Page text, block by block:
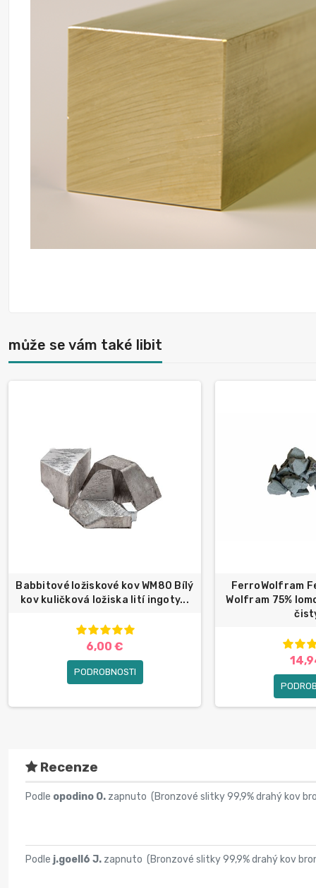
může se vám také libit
Babbitové ložiskové kov WM80 Bílý
kov kuličková ložiska lití ingoty...
6,00 €
PODROBNOSTI
FerroWolfram
Wolfram 75%
Recenze
Podle opodino O. zapnuto (Bronzové slitky 99,9% drahý kov
Podle j.goell6 J. zapnuto (Bronzové slitky 99,9% drahý kov